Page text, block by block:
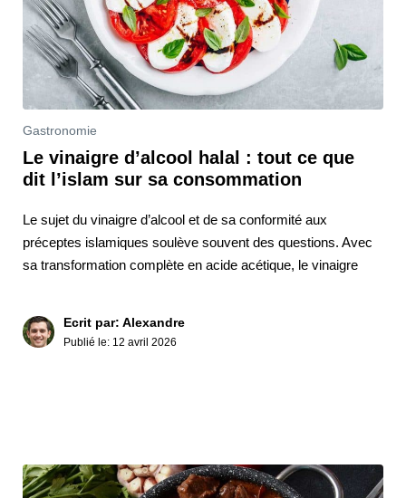
Gastronomie
Le vinaigre d’alcool halal : tout ce que
dit l’islam sur sa consommation
Le sujet du vinaigre d’alcool et de sa conformité aux
préceptes islamiques soulève souvent des questions. Avec
sa transformation complète en acide acétique, le vinaigre
Ecrit par: Alexandre
Publié le: 12 avril 2026